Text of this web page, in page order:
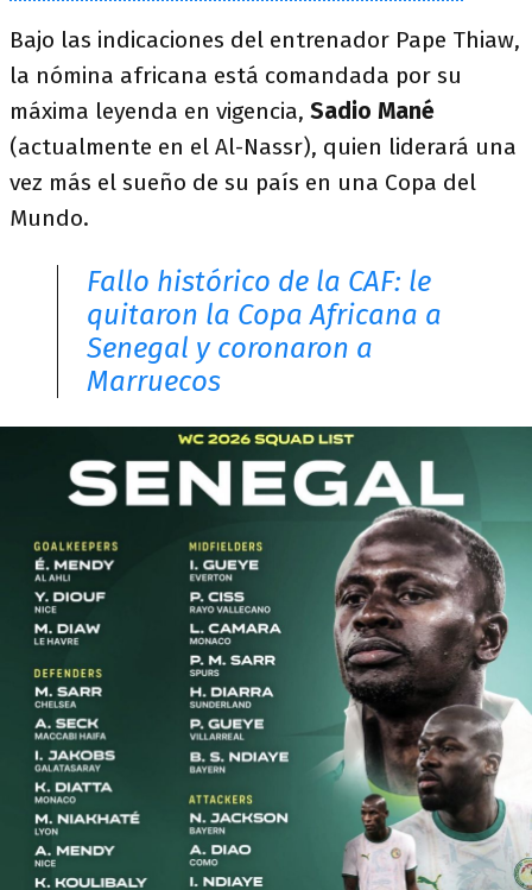
Bajo las indicaciones del entrenador Pape Thiaw,
la nómina africana está comandada por su
máxima leyenda en vigencia, Sadio Mané
(actualmente en el Al-Nassr), quien liderará una
vez más el sueño de su país en una Copa del
Mundo.
Fallo histórico de la CAF: le
quitaron la Copa Africana a
Senegal y coronaron a
Marruecos